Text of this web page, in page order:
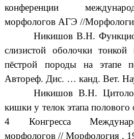
конференции
морфологов АГЭ //
Никишов В.Н.
слизистой оболочки
пёстрой породы на этапе
Автореф. Дис. … канд. Вет.
Никишов В.Н.
кишки у телок этапа полового
4 Конгресса
морфологов // Морфология ,